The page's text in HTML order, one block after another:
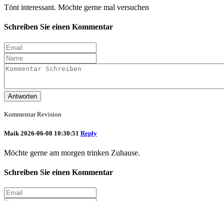
Tönt interessant. Möchte gerne mal versuchen
Schreiben Sie einen Kommentar
Antworten
Kommentar Revision
Maik 2026-06-08 10:30:51 Reply
Möchte gerne am morgen trinken Zuhause.
Schreiben Sie einen Kommentar